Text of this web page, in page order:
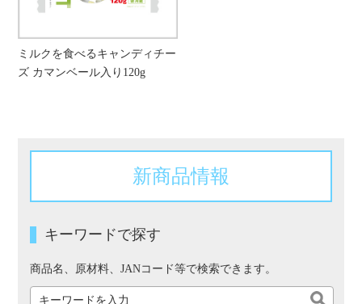
ミルクを食べるキャンディチー
ズ カマンベール入り120g
新商品情報
キーワードで探す
商品名、原材料、JANコード等で検索できます。